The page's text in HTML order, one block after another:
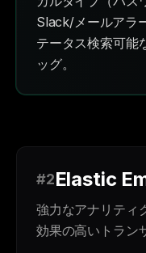
Slack/メールアラ
テータス検索可能
ッグ。
#2Elastic
強力なアナリティ
効果の高いトラン